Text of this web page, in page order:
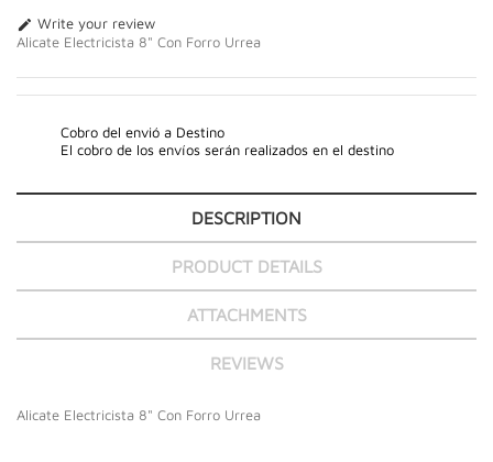
 Write your review
Alicate Electricista 8" Con Forro Urrea
Cobro del envió a Destino
El cobro de los envíos serán realizados en el destino
DESCRIPTION
PRODUCT DETAILS
ATTACHMENTS
REVIEWS
Alicate Electricista 8" Con Forro Urrea